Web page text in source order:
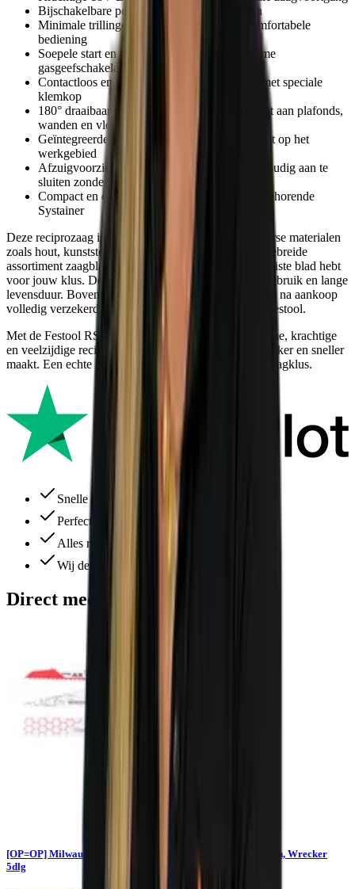
Bijschakelbare pendelslag voor sneller zagen
Minimale trillingen voor nauwkeurige en comfortabele
bediening
Soepele start en traploze zaagcontrole via ruime
gasgeefschakelaar
Contactloos en veilig wisselen van zaagblad met speciale
klemkop
180° draaibaar zaagblad voor flexibel zagen tot aan plafonds,
wanden en vloeren
Geïntegreerde LED-verlichting voor goed zicht op het
werkgebied
Afzuigvoorziening voor stofvrij werken, eenvoudig aan te
sluiten zonder gereedschap
Compact en overzichtelijk op te bergen in bijbehorende
Systainer
Deze reciprozaag is geschikt voor het zagen van diverse materialen
zoals hout, kunststof, metaal en bouwplaten. Het uitgebreide
assortiment zaagbladen zorgt ervoor dat je altijd het juiste blad hebt
voor jouw klus. De zaag is gebouwd voor intensief gebruik en lange
levensduur. Bovendien is hij met registratie 100 dagen na aankoop
volledig verzekerd via de Garantie all-inclusive van Festool.
Met de Festool RSC 18 EB-Basic haal je een duurzame, krachtige
en veelzijdige reciprozaag in huis die je werk makkelijker en sneller
maakt. Een echte krachtpatser die klaar is voor elke zaagklus.
Snelle levering
Perfecte service
Alles ruim op voorraad
Wij denken altijd met je mee
Direct meebestellen
[OP=OP] Milwaukee Reciprozaagbladenset Sawzall Ax, Torch, Wrecker
5dlg